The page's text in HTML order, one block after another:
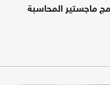
ماجستير المحاسبة